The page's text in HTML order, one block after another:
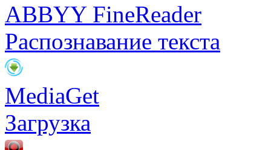
ABBYY FineReader
Распознавание текста
MediaGet
Загрузка